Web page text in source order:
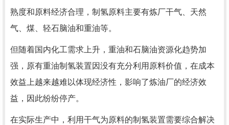
熟度和原料经济合理，制氢原料主要有炼厂干气、天然
气、煤、轻石脑油和重油等。
但随着国内化工需求上升，重油和石脑油资源化趋势加
强，原有重油制氢装置因没有充分利用原料价值，在成本
效益上越来越难以体现经济性，影响了炼油厂的经济效
益，因此纷纷停产。
在实际生产中，利用干气为原料的制氢装置需要综合解决